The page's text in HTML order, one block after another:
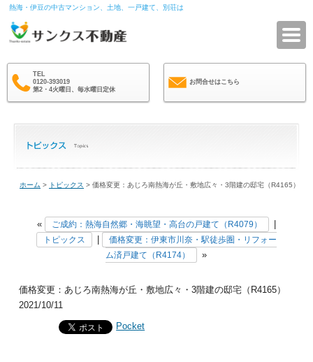
熱海・伊豆の中古マンション、土地、一戸建て、別荘は
TEL
0120-393019
第2・4火曜日、毎水曜日定休
お問合せはこちら
ホーム > トピックス > 価格変更：あじろ南熱海が丘・敷地広々・3階建の邸宅（R4165）
« ご成約：熱海自然郷・海眺望・高台の戸建て（R4079）
トピックス
価格変更：伊東市川奈・駅徒歩圏・リフォー
ム済戸建て（R4174）
»
価格変更：あじろ南熱海が丘・敷地広々・3階建の邸宅（R4165）
2021/10/11
Pocket